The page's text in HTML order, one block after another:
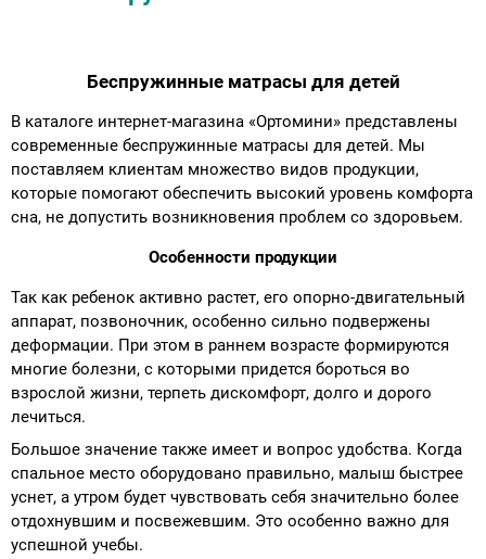
Беспружинные матрасы для детей
В каталоге интернет-магазина «Ортомини» представлены
современные беспружинные матрасы для детей. Мы
поставляем клиентам множество видов продукции,
которые помогают обеспечить высокий уровень комфорта
сна, не допустить возникновения проблем со здоровьем.
Особенности продукции
Так как ребенок активно растет, его опорно-двигательный
аппарат, позвоночник, особенно сильно подвержены
деформации. При этом в раннем возрасте формируются
многие болезни, с которыми придется бороться во
взрослой жизни, терпеть дискомфорт, долго и дорого
лечиться.
Большое значение также имеет и вопрос удобства. Когда
спальное место оборудовано правильно, малыш быстрее
уснет, а утром будет чувствовать себя значительно более
отдохнувшим и посвежевшим. Это особенно важно для
успешной учебы.